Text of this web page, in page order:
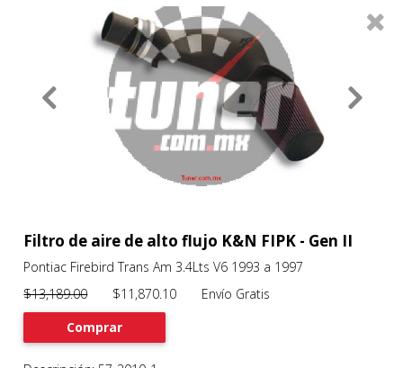
Services
Productos Filtros 0
Previous
Filtro de aire de alto flujo K&N FIPK - Gen II
Pontiac Firebird Trans Am 3.4Lts V6 1993 a 1997
$13,189.00$11,870.10 Envío Gratis
Comprar